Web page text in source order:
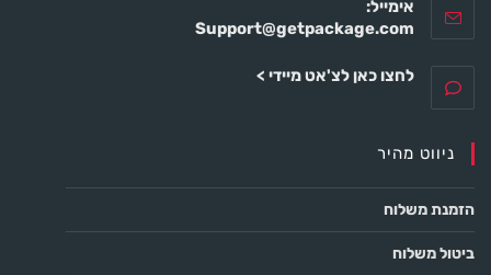
אימייל:
Support@getpackage.com
לחצו כאן לצ'אט מיידי >
ניווט מהיר
הזמנת משלוח
ביטול משלוח